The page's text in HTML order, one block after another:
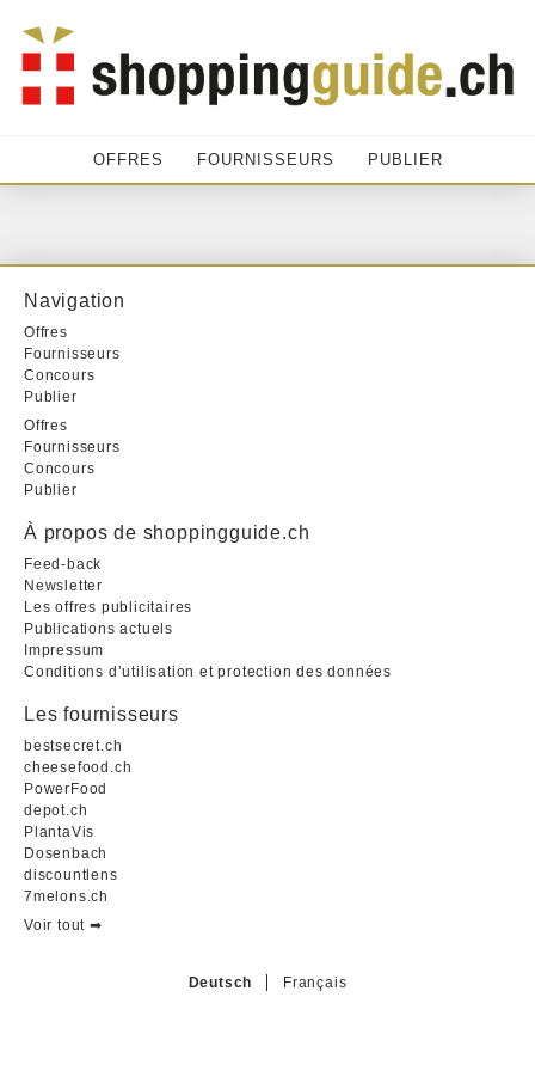
OFFRES FOURNISSEURS PUBLIER
Navigation
Offres
Fournisseurs
Concours
Publier
Offres
Fournisseurs
Concours
Publier
À propos de shoppingguide.ch
Feed-back
Newsletter
Les offres publicitaires
Publications actuels
Impressum
Conditions d’utilisation et protection des données
Les fournisseurs
bestsecret.ch
cheesefood.ch
PowerFood
depot.ch
PlantaVis
Dosenbach
discountlens
7melons.ch
Voir tout ➡︎
Deutsch Français